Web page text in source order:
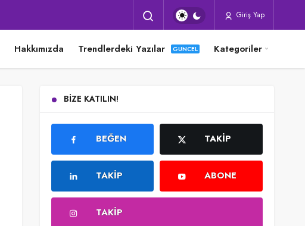
Giriş Yap
Hakkımızda Trendlerdeki Yazılar Kategoriler
BIZE KATILIN!
BEĞEN TAKIP
TAKIP ABONE
TAKIP